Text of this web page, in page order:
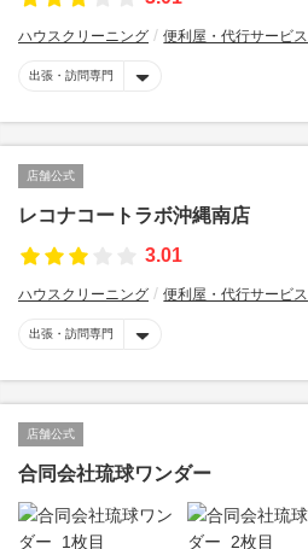
ハウスクリーニング 便利屋・代行サービス
出張・訪問専門
店舗公式
レコナコートラボ沖縄南店
3.01
ハウスクリーニング 便利屋・代行サービス
出張・訪問専門
店舗公式
合同会社琉球ワンダー